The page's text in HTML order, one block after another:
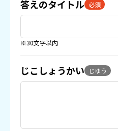
答えのタイトル 必須
※30文字以内
じこしょうかい じゆう